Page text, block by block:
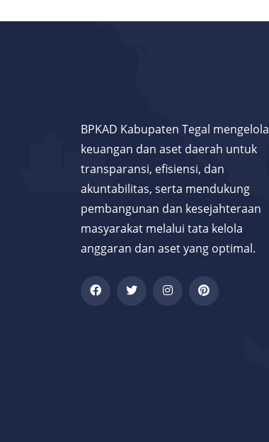
BPKAD Kabupaten Tegal mengelola
keuangan dan aset daerah untuk
transparansi, efisiensi, dan
akuntabilitas, serta mendukung
pembangunan dan kesejahteraan
masyarakat melalui tata kelola
anggaran dan aset yang optimal.